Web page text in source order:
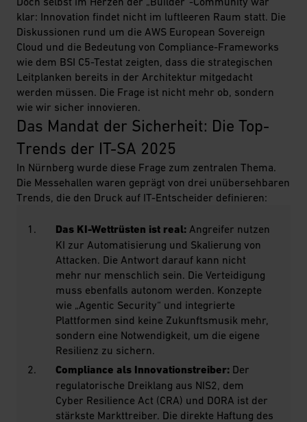
klar: Innovation findet nicht im luftleeren Raum statt. Die
Diskussionen rund um die AWS European Sovereign
Cloud und die Bedeutung von Compliance-Frameworks
wie dem BSI C5-Testat zeigten, dass die strategischen
Leitplanken bereits in der Architektur mitgedacht
werden müssen. Die Frage ist nicht mehr ob, sondern
wie wir sicher innovieren.
Das Mandat der Sicherheit: Die Top-
Trends der IT-SA 2025
In Nürnberg wurde diese Frage zum zentralen Thema.
Die Messehallen waren geprägt von drei unübersehbaren
Trends, die den Druck auf IT-Entscheider definieren:
Das KI-Wettrüsten ist real: Angreifer nutzen
KI zur Automatisierung und Skalierung von
Attacken. Die Antwort darauf kann nicht
mehr nur menschlich sein. Die Verteidigung
muss ebenfalls autonom werden. Konzepte
wie „Agentic Security“ und integrierte
Plattformen sind keine Zukunftsmusik mehr,
sondern eine Notwendigkeit, um die eigene
Resilienz zu sichern.
Compliance als Innovationstreiber: Der
regulatorische Dreiklang aus NIS2, dem
Cyber Resilience Act (CRA) und DORA ist der
stärkste Markttreiber. Die direkte Haftung des